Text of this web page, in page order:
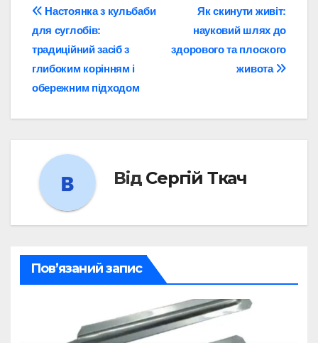
Навігація
записів
Як скинути живіт:
науковий шлях до
здорового та плоского
живота
Настоянка з кульбаби
для суглобів:
традиційний засіб з
глибоким корінням і
обережним підходом
Від Сергій Ткач
Пов’язаний запис